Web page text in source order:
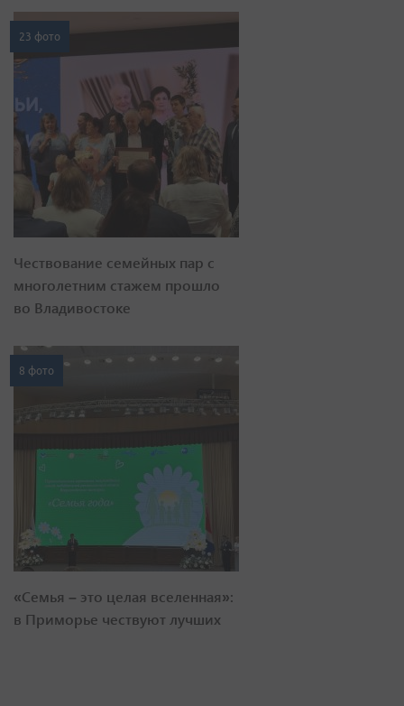
23 фото
Чествование семейных пар с
многолетним стажем прошло
во Владивостоке
8 фото
«Семья – это целая вселенная»:
в Приморье чествуют лучших